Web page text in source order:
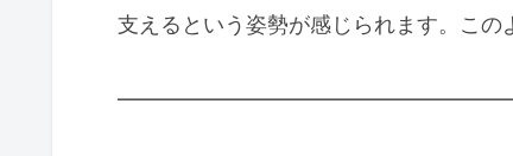
支えるという姿勢が感じられます。この